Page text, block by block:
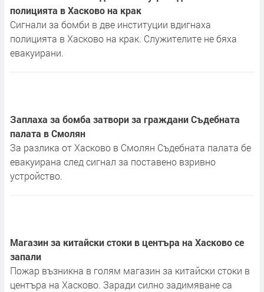
полицията в Хасково на крак
Сигнали за бомби в две институции вдигнаха
полицията в Хасково на крак. Служителите не бяха
евакуирани.
Заплаха за бомба затвори за граждани Съдебната
палата в Смолян
За разлика от Хасково в Смолян Съдебната палата бе
евакуирана след сигнал за поставено взривно
устройство.
Магазин за китайски стоки в центъра на Хасково се
запали
Пожар възникна в голям магазин за китайски стоки в
центъра на Хасково. Заради силно задимяване са